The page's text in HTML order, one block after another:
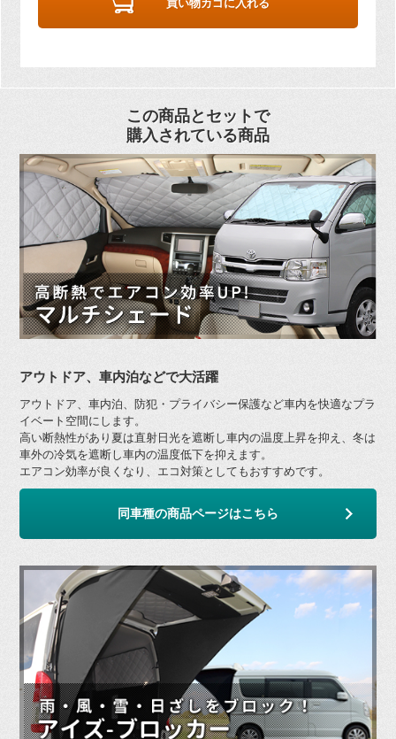
買い物カゴに入れる
この商品とセットで
購入されている商品
アウトドア、車内泊などで大活躍
アウトドア、車内泊、防犯・プライバシー保護など車内を快適なプラ
イベート空間にします。
高い断熱性があり夏は直射日光を遮断し車内の温度上昇を抑え、冬は
車外の冷気を遮断し車内の温度低下を抑えます。
エアコン効率が良くなり、エコ対策としてもおすすめです。
同車種の商品ページはこちら